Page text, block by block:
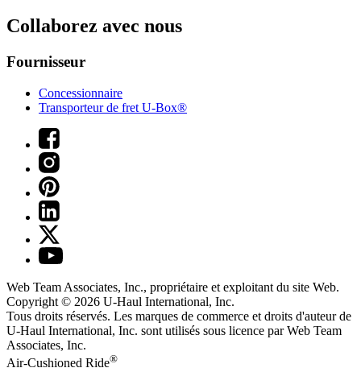
Collaborez avec nous
Fournisseur
Concessionnaire
Transporteur de fret U-Box®
Web Team Associates, Inc., propriétaire et exploitant du site Web.
Copyright © 2026 U-Haul International, Inc.
Tous droits réservés. Les marques de commerce et droits d'auteur de
U-Haul International, Inc. sont utilisés sous licence par Web Team
Associates, Inc.
Air-Cushioned Ride®